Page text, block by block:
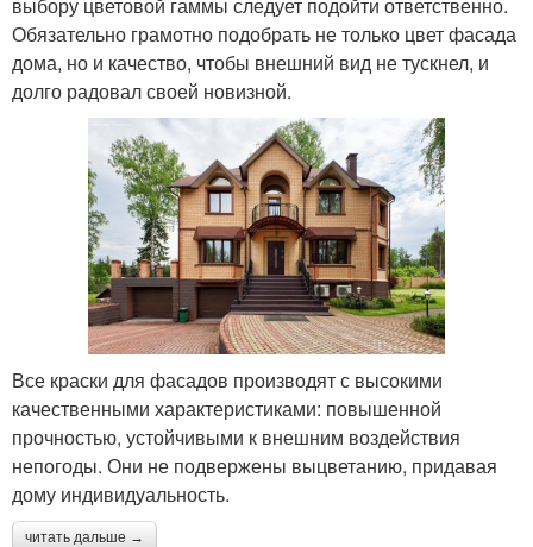
выбору цветовой гаммы следует подойти ответственно.
Обязательно грамотно подобрать не только цвет фасада
дома, но и качество, чтобы внешний вид не тускнел, и
долго радовал своей новизной.
Все краски для фасадов производят с высокими
качественными характеристиками: повышенной
прочностью, устойчивыми к внешним воздействия
непогоды. Они не подвержены выцветанию, придавая
дому индивидуальность.
читать дальше →